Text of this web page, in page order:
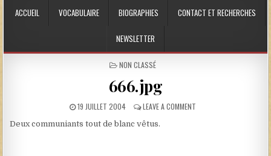
ACCUEIL
VOCABULAIRE BIOGRAPHIES CONTACT ET RECHERCHES
NEWSLETTER
POSTED IN
NON CLASSÉ
666.jpg
PUBLISHED DATE:
19 JUILLET 2004 LEAVE A COMMENTON 666.JPG
Deux communiants tout de blanc vêtus.